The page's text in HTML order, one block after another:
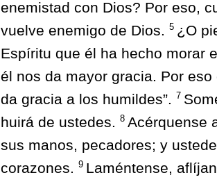
enemistad con Dios? Por eso,
vuelve enemigo de Dios. 5 ¿O
Espíritu que él ha hecho morar
él nos da mayor gracia. Por
da gracia a los humildes”.
7
huirá de ustedes. 8 Acérquense
sus manos, pecadores; y
corazones. 9 Laméntense,